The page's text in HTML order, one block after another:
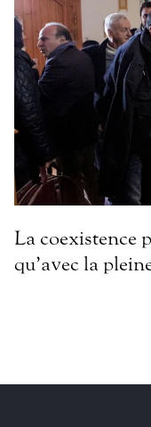
La coexistence
qu’avec la